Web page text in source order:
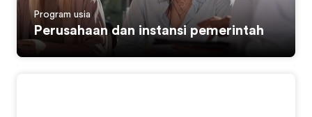
Program usia
Perusahaan dan instansi pemerintah